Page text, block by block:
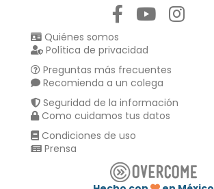
Quiénes somos
Política de privacidad
Preguntas más frecuentes
Recomienda a un colega
Seguridad de la información
Como cuidamos tus datos
Condiciones de uso
Prensa